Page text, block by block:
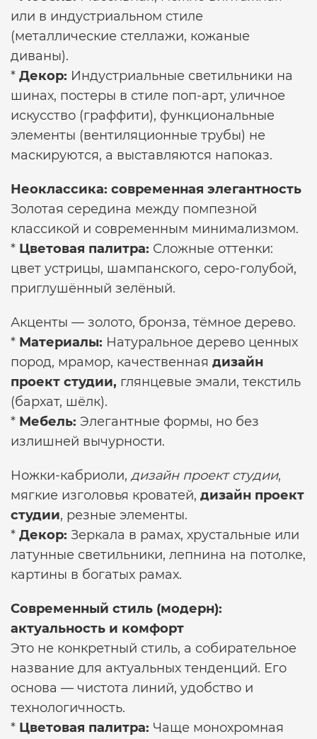
или в индустриальном стиле
(металлические стеллажи, кожаные
диваны).
* Декор: Индустриальные светильники на
шинах, постеры в стиле поп-арт, уличное
искусство (граффити), функциональные
элементы (вентиляционные трубы) не
маскируются, а выставляются напоказ.
Неоклассика: современная элегантность
Золотая середина между помпезной
классикой и современным минимализмом.
* Цветовая палитра: Сложные оттенки:
цвет устрицы, шампанского, серо-голубой,
приглушённый зелёный.
Акценты — золото, бронза, тёмное дерево.
* Материалы: Натуральное дерево ценных
пород, мрамор, качественная дизайн
проект студии, глянцевые эмали, текстиль
(бархат, шёлк).
* Мебель: Элегантные формы, но без
излишней вычурности.
Ножки-кабриоли, дизайн проект студии,
мягкие изголовья кроватей, дизайн проект
студии, резные элементы.
* Декор: Зеркала в рамах, хрустальные или
латунные светильники, лепнина на потолке,
картины в богатых рамах.
Современный стиль (модерн):
актуальность и комфорт
Это не конкретный стиль, а собирательное
название для актуальных тенденций. Его
основа — чистота линий, удобство и
технологичность.
* Цветовая палитра: Чаще монохромная